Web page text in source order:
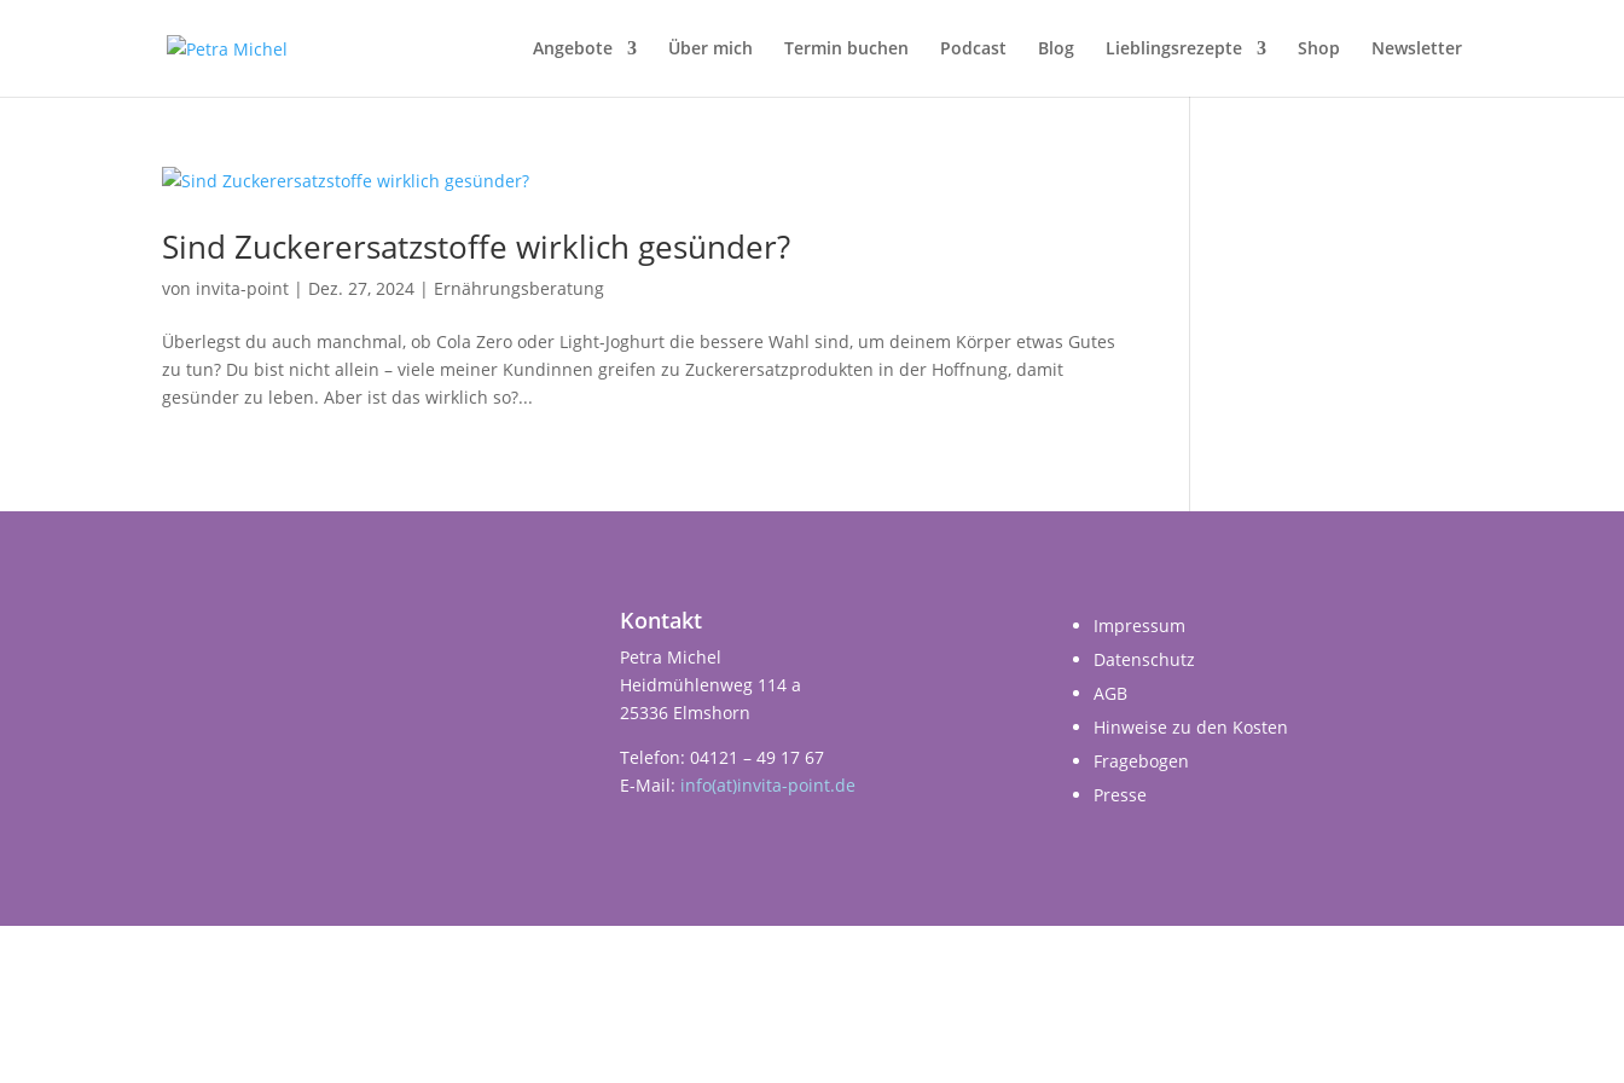
Angebote Über mich Termin buchen Podcast Blog Lieblingsrezepte Shop Newsletter
Sind Zuckerersatzstoffe wirklich gesünder?
von invita-point | Dez. 27, 2024 | Ernährungsberatung
Überlegst du auch manchmal, ob Cola Zero oder Light-Joghurt die bessere Wahl sind, um deinem Körper etwas Gutes
zu tun? Du bist nicht allein – viele meiner Kundinnen greifen zu Zuckerersatzprodukten in der Hoffnung, damit
gesünder zu leben. Aber ist das wirklich so?...
Kontakt
Petra Michel
Heidmühlenweg 114 a
25336 Elmshorn
Telefon: 04121 – 49 17 67
E-Mail: info(at)invita-point.de
Impressum
Datenschutz
AGB
Hinweise zu den Kosten
Fragebogen
Presse